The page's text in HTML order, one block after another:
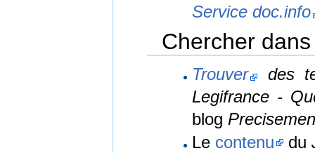
Service doc.info
Chercher
Trouver
des
Legifrance -
blog
Le contenu du